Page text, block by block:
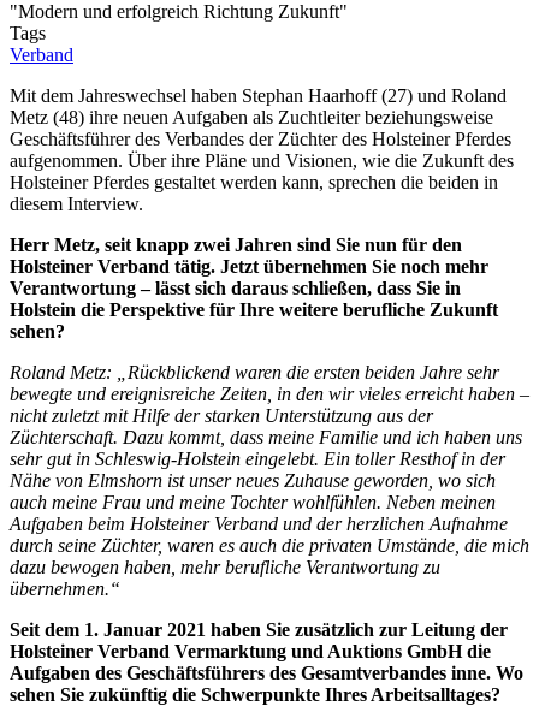
"Modern und erfolgreich Richtung Zukunft"
Tags
Verband
Mit dem Jahreswechsel haben Stephan Haarhoff (27) und Roland
Metz (48) ihre neuen Aufgaben als Zuchtleiter beziehungsweise
Geschäftsführer des Verbandes der Züchter des Holsteiner Pferdes
aufgenommen. Über ihre Pläne und Visionen, wie die Zukunft des
Holsteiner Pferdes gestaltet werden kann, sprechen die beiden in
diesem Interview.
Herr Metz, seit knapp zwei Jahren sind Sie nun für den
Holsteiner Verband tätig. Jetzt übernehmen Sie noch mehr
Verantwortung – lässt sich daraus schließen, dass Sie in
Holstein die Perspektive für Ihre weitere berufliche Zukunft
sehen?
Roland Metz: „Rückblickend waren die ersten beiden Jahre sehr
bewegte und ereignisreiche Zeiten, in den wir vieles erreicht haben –
nicht zuletzt mit Hilfe der starken Unterstützung aus der
Züchterschaft. Dazu kommt, dass meine Familie und ich haben uns
sehr gut in Schleswig-Holstein eingelebt. Ein toller Resthof in der
Nähe von Elmshorn ist unser neues Zuhause geworden, wo sich
auch meine Frau und meine Tochter wohlfühlen. Neben meinen
Aufgaben beim Holsteiner Verband und der herzlichen Aufnahme
durch seine Züchter, waren es auch die privaten Umstände, die mich
dazu bewogen haben, mehr berufliche Verantwortung zu
übernehmen.“
Seit dem 1. Januar 2021 haben Sie zusätzlich zur Leitung der
Holsteiner Verband Vermarktung und Auktions GmbH die
Aufgaben des Geschäftsführers des Gesamtverbandes inne. Wo
sehen Sie zukünftig die Schwerpunkte Ihres Arbeitsalltages?